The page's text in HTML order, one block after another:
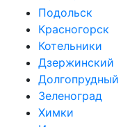
Подольск
Красногорск
Котельники
Дзержинский
Долгопрудный
Зеленоград
Химки